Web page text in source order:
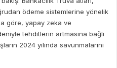
ödeme sistemlerine yönelik
göre, yapay zeka ve
tehditlerin artmasına bağlı
2024 yılında savunmalarını